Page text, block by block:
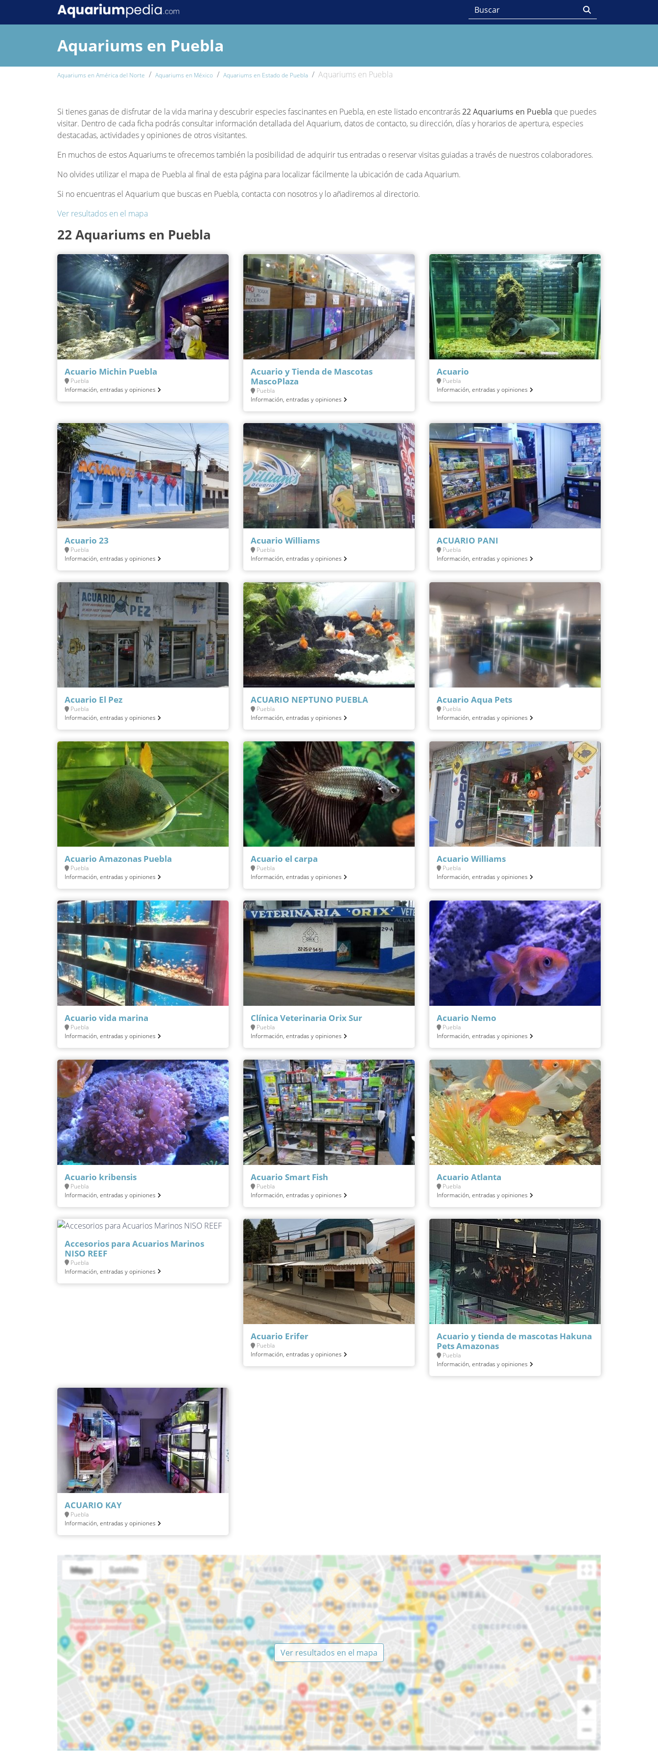
Aquariums en Puebla
Aquariums en América del Norte Aquariums en México Aquariums en Estado de Puebla Aquariums en Puebla
Si tienes ganas de disfrutar de la vida marina y descubrir especies fascinantes en Puebla, en este listado encontrarás22 Aquariums en Puebla que puedes
visitar. Dentro de cada ficha podrás consultar información detallada del Aquarium, datos de contacto, su dirección, días y horarios de apertura, especies
destacadas, actividades y opiniones de otros visitantes.
En muchos de estos Aquariums te ofrecemos también la posibilidad de adquirir tus entradas o reservar visitas guiadas a través de nuestros colaboradores.
No olvides utilizar el mapa de Puebla al final de esta página para localizar fácilmente la ubicación de cada Aquarium.
Si no encuentras el Aquarium que buscas en Puebla, contacta con nosotros y lo añadiremos al directorio.
Ver resultados en el mapa
22 Aquariums en Puebla
Acuario Michin Puebla
Puebla
Información, entradas y opiniones
Acuario y Tienda de Mascotas
MascoPlaza
Puebla
Información, entradas y opiniones
Acuario
Puebla
Información, entradas y opiniones
Acuario 23
Puebla
Información, entradas y opiniones
Acuario Williams
Puebla
Información, entradas y opiniones
ACUARIO PANI
Puebla
Información, entradas y opiniones
Acuario El Pez
Puebla
Información, entradas y opiniones
ACUARIO NEPTUNO PUEBLA
Puebla
Información, entradas y opiniones
Acuario Aqua Pets
Puebla
Información, entradas y opiniones
Acuario Amazonas Puebla
Puebla
Información, entradas y opiniones
Acuario el carpa
Puebla
Información, entradas y opiniones
Acuario Williams
Puebla
Información, entradas y opiniones
Acuario vida marina
Puebla
Información, entradas y opiniones
Clínica Veterinaria Orix Sur
Puebla
Información, entradas y opiniones
Acuario Nemo
Puebla
Información, entradas y opiniones
Acuario kribensis
Puebla
Información, entradas y opiniones
Acuario Smart Fish
Puebla
Información, entradas y opiniones
Acuario Atlanta
Puebla
Información, entradas y opiniones
Accesorios para Acuarios Marinos
NISO REEF
Puebla
Información, entradas y opiniones
Acuario Erifer
Puebla
Información, entradas y opiniones
Acuario y tienda de mascotas Hakuna
Pets Amazonas
Puebla
Información, entradas y opiniones
ACUARIO KAY
Puebla
Información, entradas y opiniones
Ver resultados en el mapa